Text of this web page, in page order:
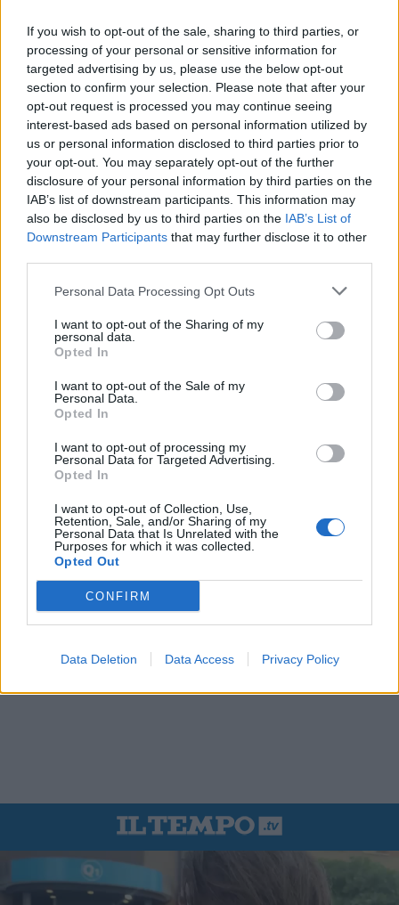
If you wish to opt-out of the sale, sharing to third parties, or
processing of your personal or sensitive information for
targeted advertising by us, please use the below opt-out
section to confirm your selection. Please note that after your
opt-out request is processed you may continue seeing
interest-based ads based on personal information utilized by
us or personal information disclosed to third parties prior to
your opt-out. You may separately opt-out of the further
disclosure of your personal information by third parties on the
IAB’s list of downstream participants. This information may
also be disclosed by us to third parties on the IAB’s List of
Downstream Participants that may further disclose it to other
Personal Data Processing Opt Outs
I want to opt-out of the Sharing of my
personal data.
Opted In
I want to opt-out of the Sale of my
Personal Data.
Opted In
I want to opt-out of processing my
Personal Data for Targeted Advertising.
Opted In
I want to opt-out of Collection, Use,
Retention, Sale, and/or Sharing of my
Personal Data that Is Unrelated with the
Purposes for which it was collected.
Opted Out
CONFIRM
Data Deletion Data Access Privacy Policy